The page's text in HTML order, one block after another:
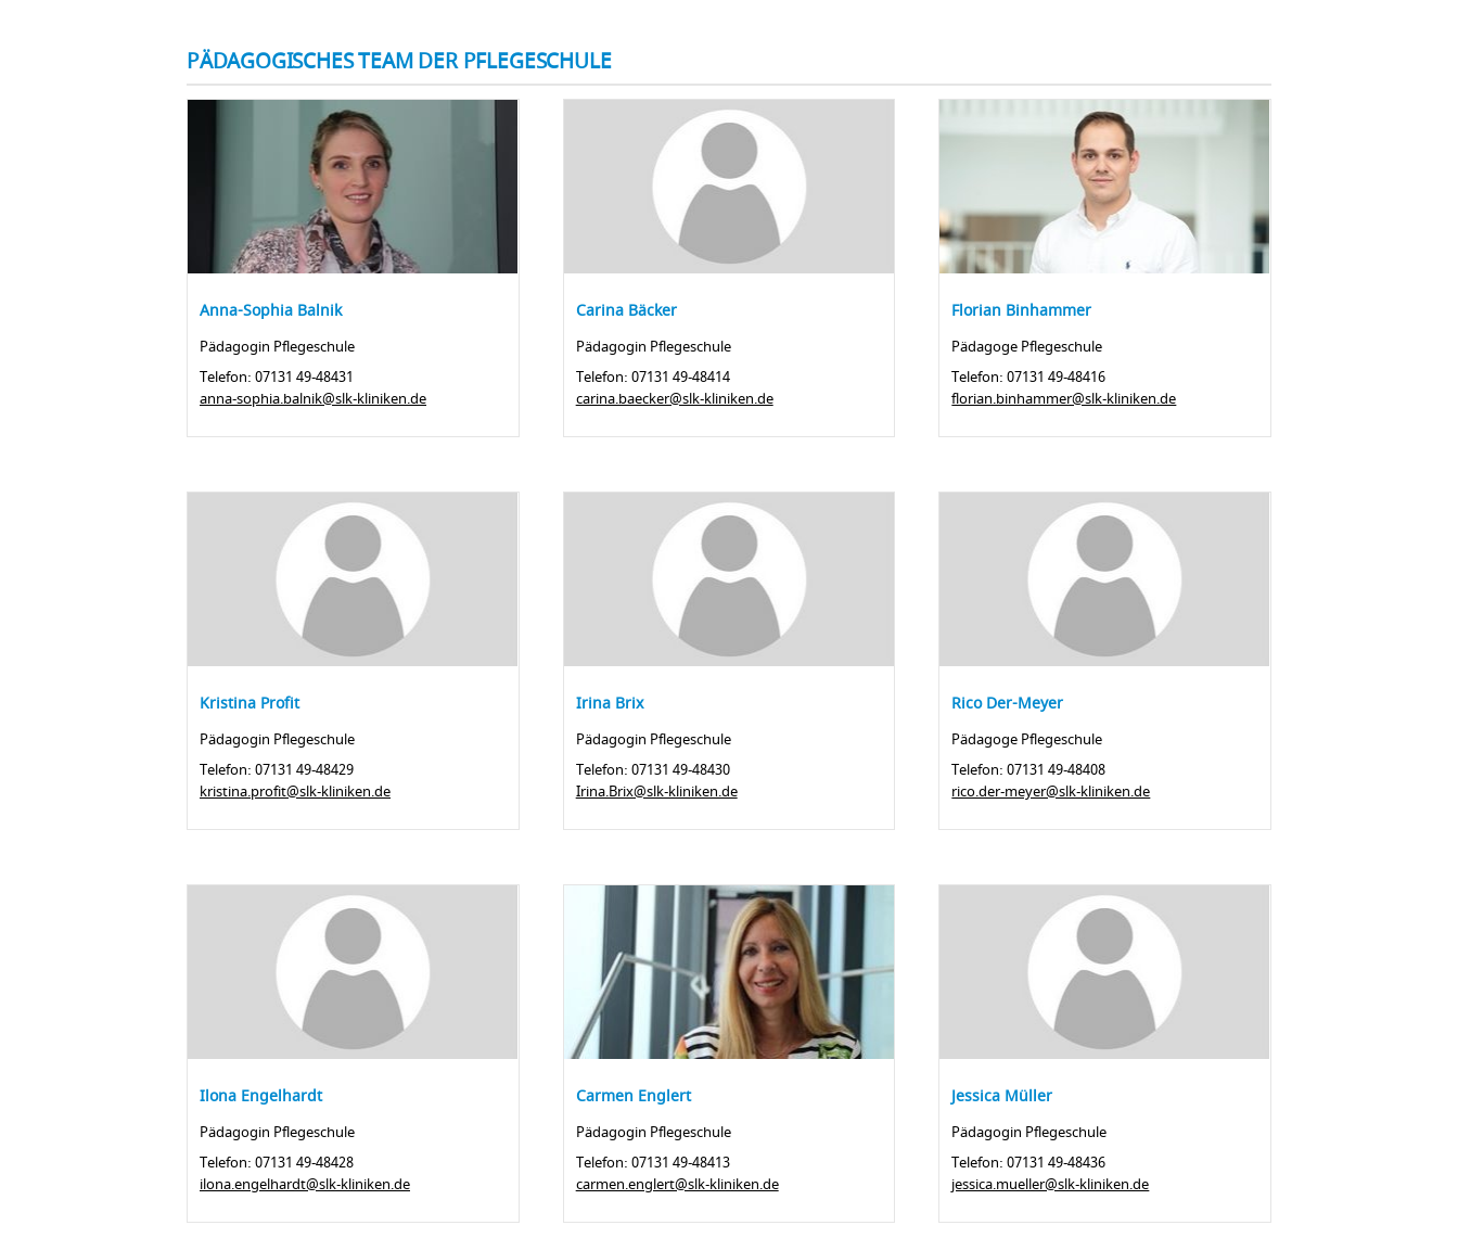
PÄDAGOGISCHES TEAM DER PFLEGESCHULE
Anna-Sophia Balnik
Pädagogin Pflegeschule
Telefon: 07131 49-48431
anna-sophia.balnik@slk-kliniken.de
Carina Bäcker
Pädagogin Pflegeschule
Telefon: 07131 49-48414
carina.baecker@slk-kliniken.de
Florian Binhammer
Pädagoge Pflegeschule
Telefon: 07131 49-48416
florian.binhammer@slk-kliniken.de
Kristina Profit
Pädagogin Pflegeschule
Telefon: 07131 49-48429
kristina.profit@slk-kliniken.de
Irina Brix
Pädagogin Pflegeschule
Telefon: 07131 49-48430
Irina.Brix@slk-kliniken.de
Rico Der-Meyer
Pädagoge Pflegeschule
Telefon: 07131 49-48408
rico.der-meyer@slk-kliniken.de
Ilona Engelhardt
Pädagogin Pflegeschule
Telefon: 07131 49-48428
ilona.engelhardt@slk-kliniken.de
Carmen Englert
Pädagogin Pflegeschule
Telefon: 07131 49-48413
carmen.englert@slk-kliniken.de
Jessica Müller
Pädagogin Pflegeschule
Telefon: 07131 49-48436
jessica.mueller@slk-kliniken.de